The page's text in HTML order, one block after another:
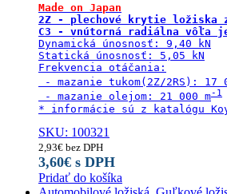
Made on Japan
2Z - plechové krytie ložiska
C3 - vnútorná radiálna vôľa
Dynamická únosnosť: 9,40 kN
Statická únosnosť: 5,05 kN
Frekvencia otáčania:
- mazanie tukom(2Z/2RS): 17
- mazanie olejom: 21 000 m
* informácie sú z katalógu
SKU: 100321
2,93€ bez DPH
3,60€ s DPH
Pridať do košíka